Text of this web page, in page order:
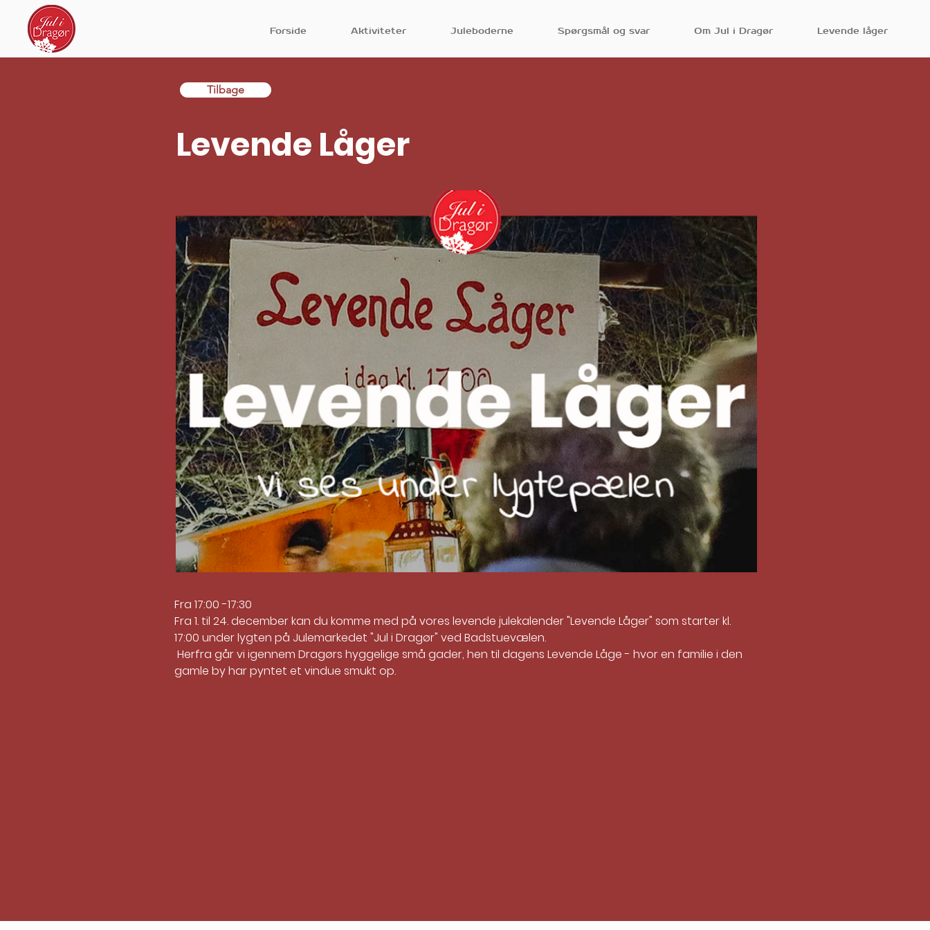
Forside Aktiviteter Juleboderne Spørgsmål og svar Om Jul i Dragør Levende låger
Fra 17:00 -17:30
Fra 1. til 24. december kan du komme med på vores levende julekalender "Levende Låger" som starter kl.
17:00 under lygten på Julemarkedet "Jul i Dragør" ved Badstuevælen.
Herfra går vi igennem Dragørs hyggelige små gader, hen til dagens Levende Låge - hvor en familie i den
gamle by har pyntet et vindue smukt op.
Levende Låger
Tilbage